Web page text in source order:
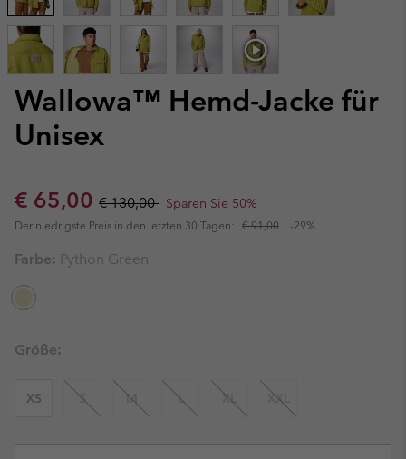
Wallowa™ Hemd-Jacke für
Unisex
Sale price:
€ 65,00 Regular price:
€ 130,00 Sparen Sie 50%
Der niedrigste Preis in den letzten 30 Tagen: € 91,00 -29%
Farbe: Python Green
Größe:
XS S M L XL XXL